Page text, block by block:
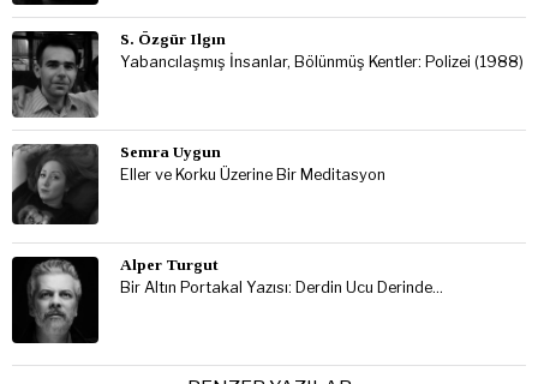
S. Özgür Ilgın
Yabancılaşmış İnsanlar, Bölünmüş Kentler: Polizei (1988)
Semra Uygun
Eller ve Korku Üzerine Bir Meditasyon
Alper Turgut
Bir Altın Portakal Yazısı: Derdin Ucu Derinde…